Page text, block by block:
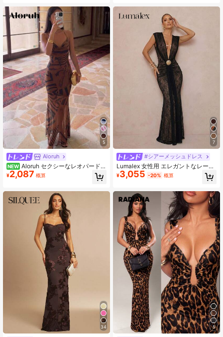
5
Aloruh
NEW Aloruh セクシーなレオパード柄
バックレスロングドレス、バケーシ
ョン用
¥2,087 概算
34
7
#シアーメッシュドレス
Lumalex 女性用 エレガントなレース
ディープVネック リボン メタルバッ
クル装飾 ボディコンドレス
¥3,055 -20% 概算
5